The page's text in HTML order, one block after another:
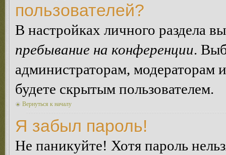
пользователей?
В настройках личного раздела
пребывание на конференции.
администраторам, модераторам
будете скрытым пользователем.
Вернуться к началу
Я забыл пароль!
Не паникуйте! Хотя пароль